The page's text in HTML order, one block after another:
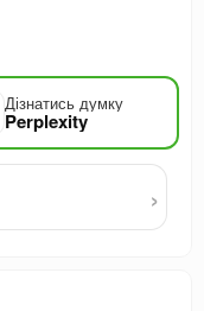
Дізнатись думку
Perplexity
›